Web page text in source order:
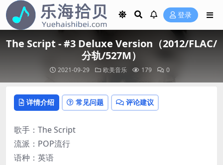
登录
The Script - #3 Deluxe Version（2012/FLAC/
分轨/527M）
2021-09-29 欧美音乐 179 0
详情介绍 常见问题 评论建议
歌手：The Script
流派：POP流行
语种：英语